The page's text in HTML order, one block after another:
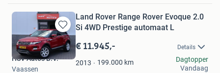
Bewaren
in
Mijn
Favorieten
Land Rover Range Rover Evoque 2.0
Si 4WD Prestige automaat L
€ 11.945,- Details
2013 199.000 km
HSV Auto's B.V.
Vaassen
Dagtopper
Vandaag